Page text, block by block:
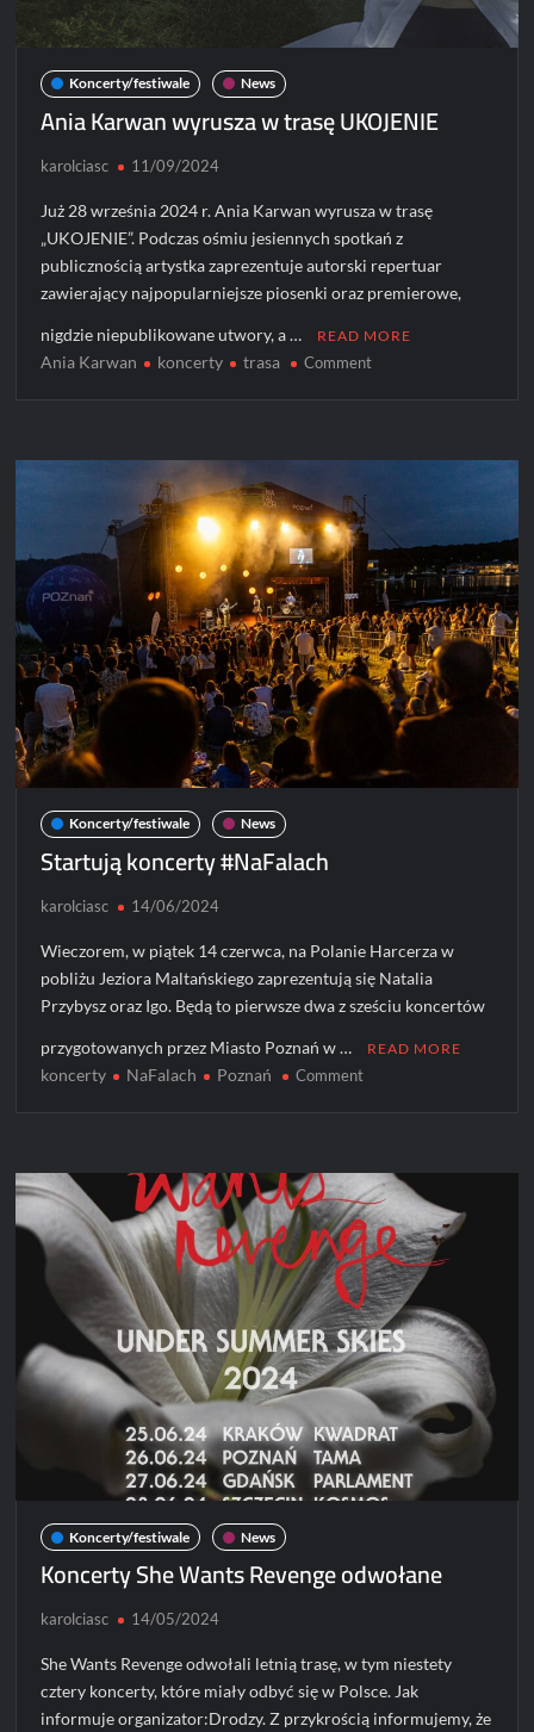
Koncerty/festiwale News
Ania Karwan wyrusza w trasę UKOJENIE
karolciasc 11/09/2024
Już 28 września 2024 r. Ania Karwan wyrusza w trasę
„UKOJENIE”. Podczas ośmiu jesiennych spotkań z
publicznością artystka zaprezentuje autorski repertuar
zawierający najpopularniejsze piosenki oraz premierowe,
nigdzie niepublikowane utwory, a … READ MORE
Ania Karwan koncerty trasa Commenton
w
Koncerty/festiwale News
Startują koncerty #NaFalach
karolciasc 14/06/2024
Wieczorem, w piątek 14 czerwca, na Polanie Harcerza w
pobliżu Jeziora Maltańskiego zaprezentują się Natalia
Przybysz oraz Igo. Będą to pierwsze dwa z sześciu koncertów
przygotowanych przez Miasto Poznań w … READ MORE
koncerty NaFalach Poznań Commenton
Koncerty/festiwale News
Koncerty She Wants Revenge odwołane
karolciasc 14/05/2024
She Wants Revenge odwołali letnią trasę, w tym niestety
cztery koncerty, które miały odbyć się w Polsce. Jak
informuje organizator:Drodzy. Z przykrością informujemy, że